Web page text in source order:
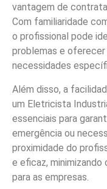
vantagem de
Com familiaridade
o profissional pode
problemas e
necessidades
Além disso, a
um Eletricista
essenciais para
emergência ou
proximidade do
e eficaz,
para as empresas.